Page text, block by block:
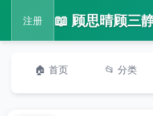
注册
🏠 首页 📂 分类